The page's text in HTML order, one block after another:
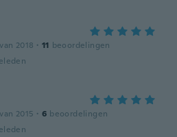
2018 · 11 beoordelingen
2015 · 6 beoordelingen